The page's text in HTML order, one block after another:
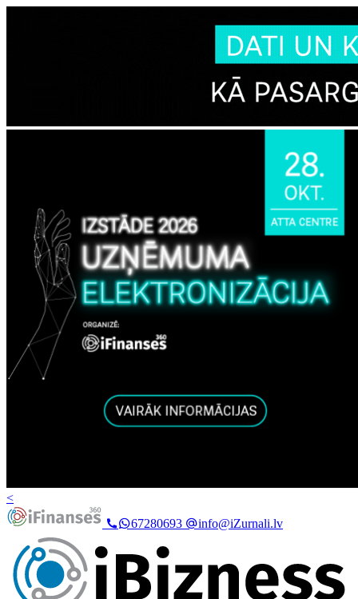
<
67280693
info@iZurnali.lv